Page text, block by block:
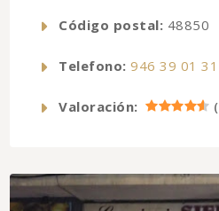
Código postal: 48850
Telefono: 946 39 01 31
Valoración: (